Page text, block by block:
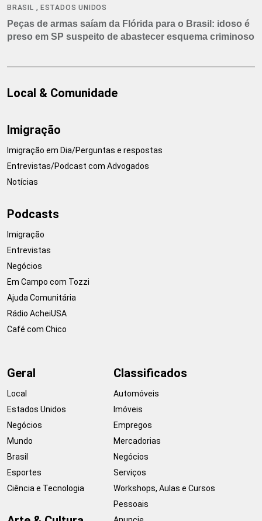
BRASIL , ESTADOS UNIDOS
Peças de armas saíam da Flórida para o Brasil: idoso é
preso em SP suspeito de abastecer esquema criminoso
Local & Comunidade
Imigração
Imigração em Dia/Perguntas e respostas
Entrevistas/Podcast com Advogados
Notícias
Podcasts
Imigração
Entrevistas
Negócios
Em Campo com Tozzi
Ajuda Comunitária
Rádio AcheiUSA
Café com Chico
Geral
Local
Estados Unidos
Negócios
Mundo
Brasil
Esportes
Ciência e Tecnologia
Classificados
Automóveis
Imóveis
Empregos
Mercadorias
Negócios
Serviços
Workshops, Aulas e Cursos
Pessoais